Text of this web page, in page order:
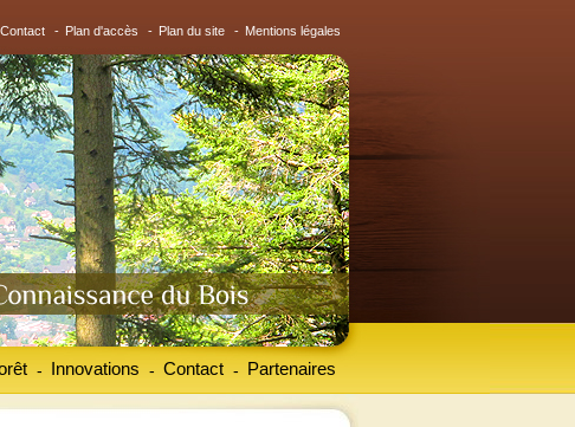
Contact - Plan d'accès - Plan du site - Mentions légales
Innovations
- Contact
- Partenaires
-